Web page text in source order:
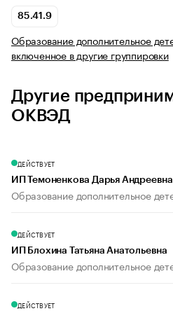
85.41.9
Образование дополнительное
включенное в другие группировки
Другие
ОКВЭД
ДЕЙСТВУЕТ
ИП Темоненкова Дарья Андреевна
Образование дополнительное
ДЕЙСТВУЕТ
ИП Блохина Татьяна Анатольевна
Образование дополнительное
ДЕЙСТВУЕТ